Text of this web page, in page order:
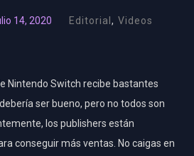
14, 2020 Editorial , Videos
Nintendo Switch recibe bastantes
ser bueno, pero no todos son
los publishers están
conseguir más ventas. No caigas en